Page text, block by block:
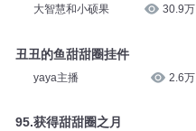
大智慧和小硕果 30.9万
丑丑的鱼甜甜圈挂件
yaya主播 2.6万
95.获得甜甜圈之月